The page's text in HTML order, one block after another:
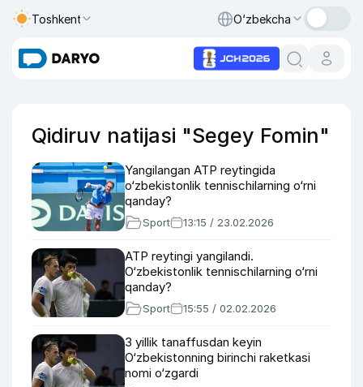
Toshkent O‘zbekcha
Qidiruv natijasi "Segey Fomin"
Yangilangan ATP reytingida
o‘zbekistonlik tennischilarning o‘rni
qanday?
Sport 13:15 / 23.02.2026
ATP reytingi yangilandi.
O‘zbekistonlik tennischilarning o‘rni
qanday?
Sport 15:55 / 02.02.2026
3 yillik tanaffusdan keyin
O‘zbekistonning birinchi raketkasi
nomi o‘zgardi